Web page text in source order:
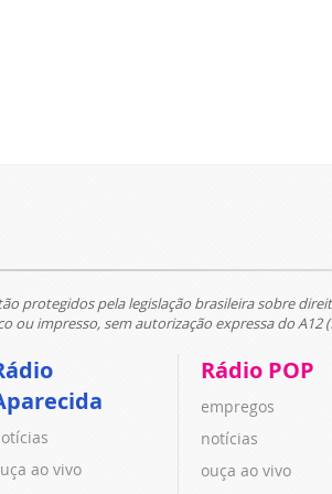
protegidos pela legislação brasileira sobre
impresso, sem autorização expressa do A12
ao vivo
Rádio POP
empregos
notícias
ouça ao vivo